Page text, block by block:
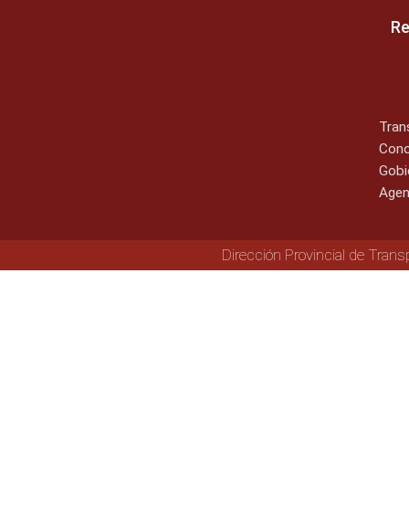
Dirección Provincial de